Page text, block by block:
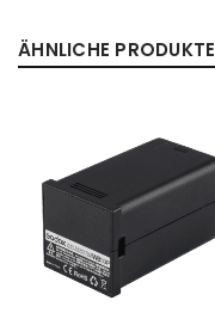
ÄHNLICHE PRODUKTE